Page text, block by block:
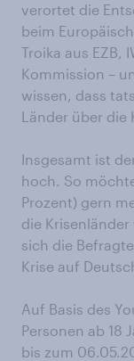
verortet die
beim
Troika aus EZB,
Kommission –
wissen, dass
Länder über die
Insgesamt ist
hoch. So
Prozent) gern
die
sich die
Krise auf
Auf Basis des
Personen ab 18
bis zum